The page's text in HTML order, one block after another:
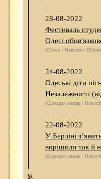
28-08-2022
Фестиваль
Одесі
(Слово / Новости /
24-08-2022
Одеські діти
Незалежності
(Одесская жизнь /
22-08-2022
У Берліні
вирішили так її
(Одесская жизнь /